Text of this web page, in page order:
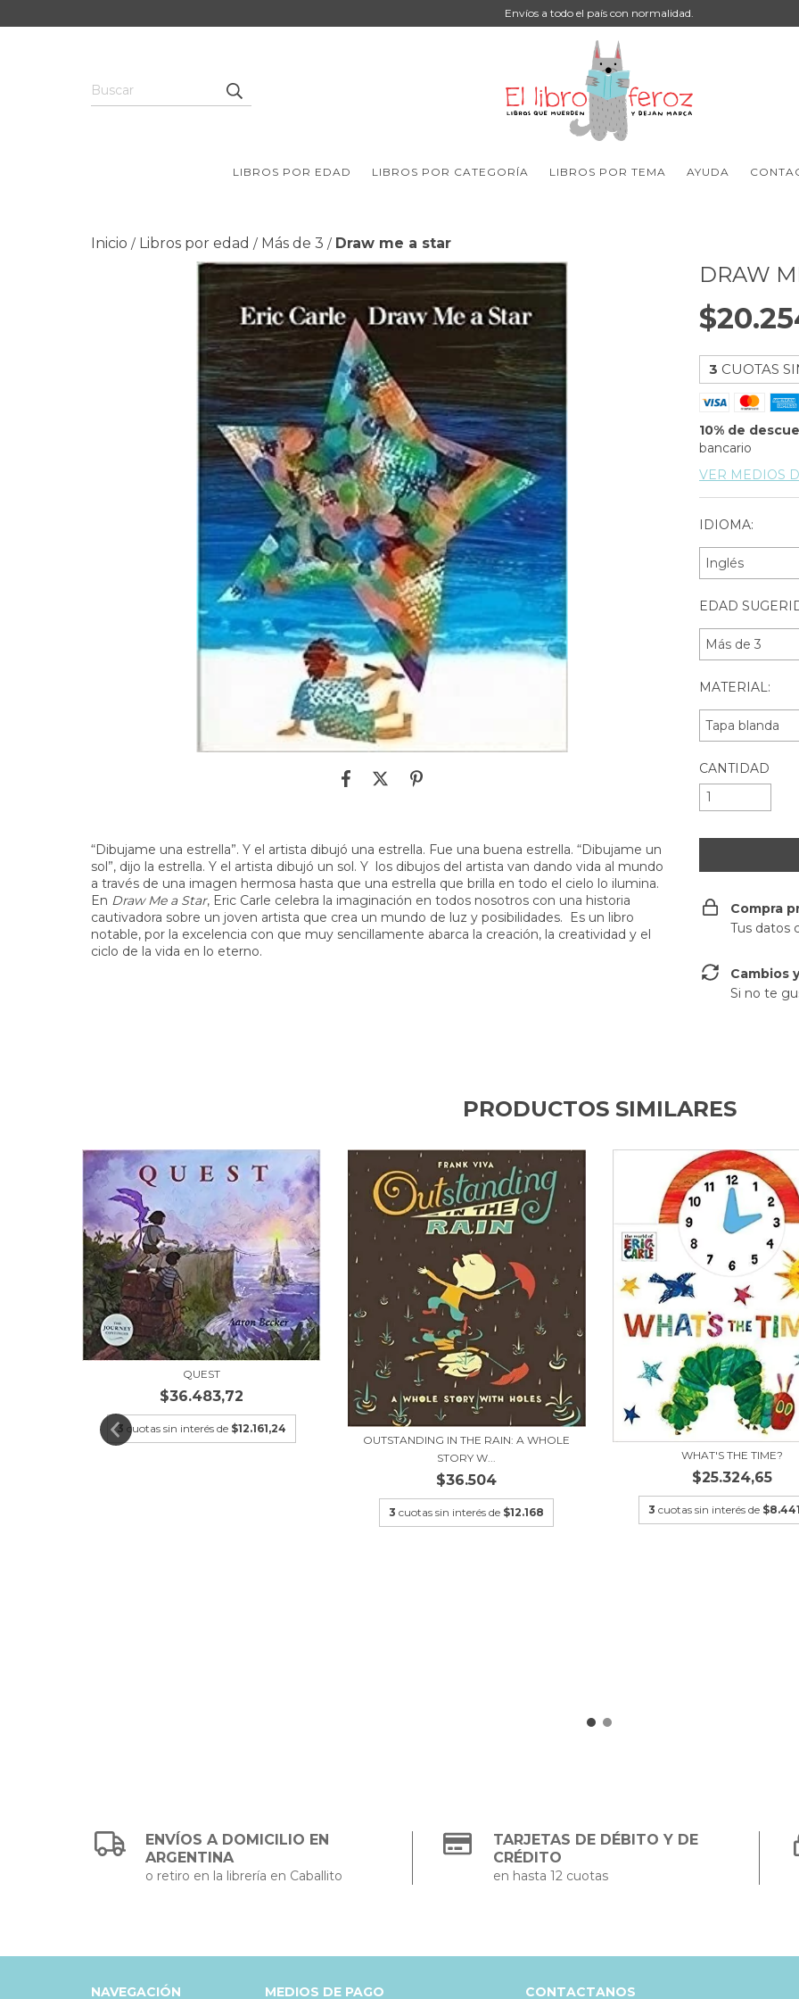
Envíos a todo el país con normalidad.
LIBROS POR EDAD LIBROS POR CATEGORÍA LIBROS POR TEMA AYUDA
Inicio / Libros por edad / Más de 3 / Draw me a star
“Dibujame una estrella”. Y el artista dibujó una estrella. Fue una buena estrella. “Dibujame un
sol”, dijo la estrella. Y el artista dibujó un sol. Y los dibujos del artista van dando vida al mundo
a través de una imagen hermosa hasta que una estrella que brilla en todo el cielo lo ilumina.
En Draw Me a Star, Eric Carle celebra la imaginación en todos nosotros con una historia
cautivadora sobre un joven artista que crea un mundo de luz y posibilidades. Es un libro
notable, por la excelencia con que muy sencillamente abarca la creación, la creatividad y el
ciclo de la vida en lo eterno.
DRAW
3 CUOTAS
10% de
bancario
VER MEDIOS
IDIOMA:
EDAD
MATERIAL:
CANTIDAD
Compra
Tus datos
Cambios
Si no te
PRODUCTOS SIMILARES
QUEST
$36.483,72
3 cuotas sin interés de $12.161,24
OUTSTANDING IN THE RAIN: A WHOLE
STORY W...
$36.504
3 cuotas sin interés de $12.168
WHAT'S THE TIME?
$25.324,65
3 cuotas sin interés de
ENVÍOS A DOMICILIO EN
ARGENTINA
o retiro en la librería en Caballito
TARJETAS DE DÉBITO Y DE
CRÉDITO
en hasta 12 cuotas
NAVEGACIÓN MEDIOS DE PAGO CONTACTANOS